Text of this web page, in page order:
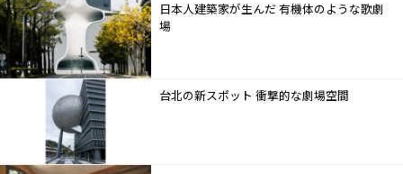
日本人建築家が生んだ 有機体のような歌劇
場
台北の新スポット 衝撃的な劇場空間